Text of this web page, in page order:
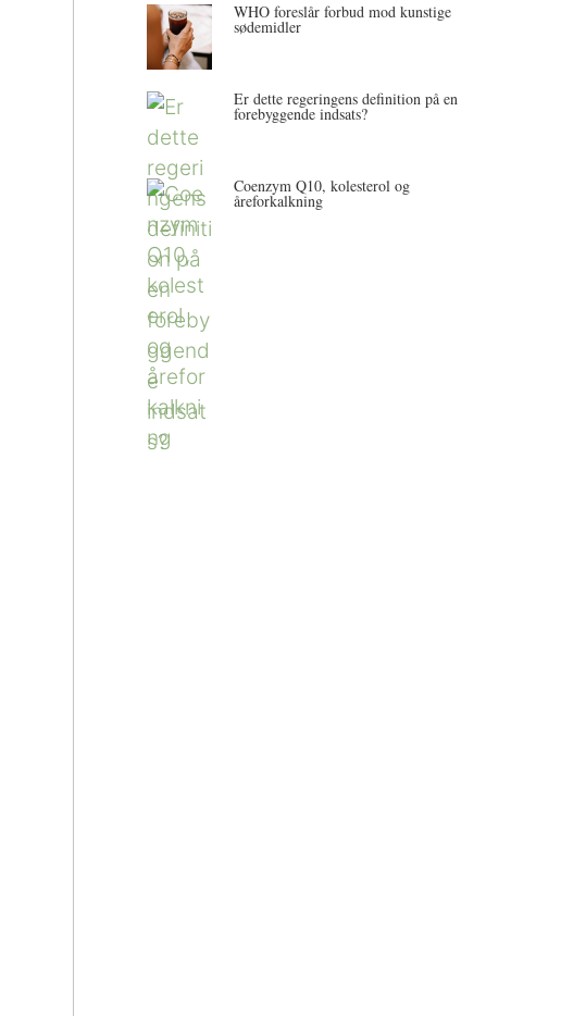
WHO foreslår forbud mod kunstige
sødemidler
Er dette regeringens definition på en
forebyggende indsats?
Coenzym Q10, kolesterol og
åreforkalkning